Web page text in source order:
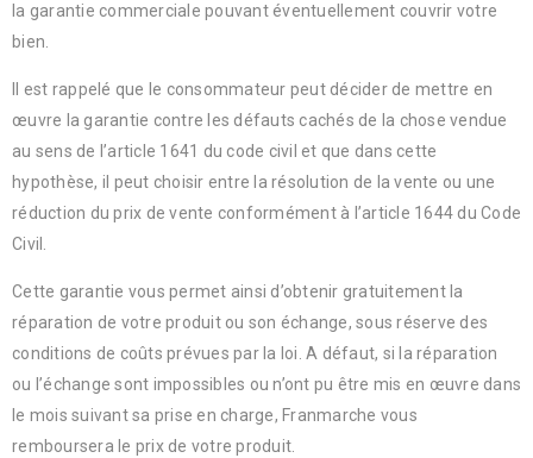
la garantie commerciale pouvant éventuellement couvrir votre
bien.
Il est rappelé que le consommateur peut décider de mettre en
œuvre la garantie contre les défauts cachés de la chose vendue
au sens de l’article 1641 du code civil et que dans cette
hypothèse, il peut choisir entre la résolution de la vente ou une
réduction du prix de vente conformément à l’article 1644 du Code
Civil.
Cette garantie vous permet ainsi d’obtenir gratuitement la
réparation de votre produit ou son échange, sous réserve des
conditions de coûts prévues par la loi. A défaut, si la réparation
ou l’échange sont impossibles ou n’ont pu être mis en œuvre dans
le mois suivant sa prise en charge, Franmarche vous
remboursera le prix de votre produit.